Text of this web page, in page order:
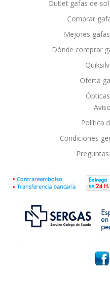
Outlet gafas de
Comprar
Mejores
Dónde comprar
Oferta
Política
Condiciones